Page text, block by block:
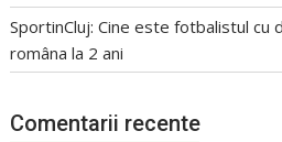
SportinCluj: Cine este fotbalistul cu
româna la 2 ani
Comentarii recente